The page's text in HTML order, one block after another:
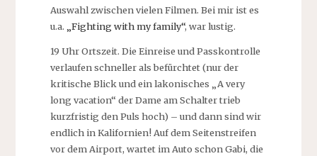
Auswahl zwischen vielen Filmen. Bei mir ist es
u.a.
„Fighting with my family“, war lustig.
19 Uhr Ortszeit. Die Einreise und Passkontrolle
verlaufen schneller als befürchtet (nur der
kritische Blick und ein lakonisches „A very
long vacation“ der Dame am Schalter trieb
kurzfristig den Puls hoch) – und dann sind wir
endlich in Kalifornien! Auf dem Seitenstreifen
vor dem Airport, wartet im Auto schon Gabi, die